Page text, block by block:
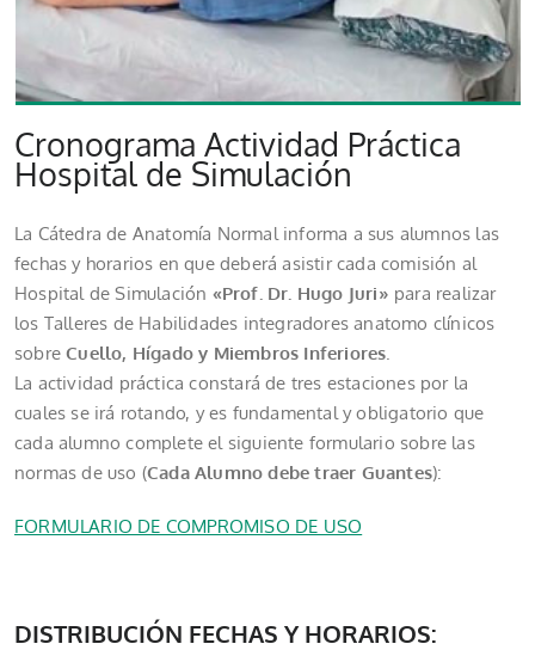
Cronograma Actividad Práctica
Hospital de Simulación
La Cátedra de Anatomía Normal informa a sus alumnos las
fechas y horarios en que deberá asistir cada comisión al
Hospital de Simulación «Prof. Dr. Hugo Juri» para realizar
los Talleres de Habilidades integradores anatomo clínicos
sobreCuello, Hígado y Miembros Inferiores
La actividad práctica constará de tres estaciones por la
cuales se irá rotando, y es fundamental y obligatorio que
cada alumno complete el siguiente formulario sobre las
normas de uso (Cada Alumno debe traer Guantes):
FORMULARIO DE COMPROMISO DE USO
DISTRIBUCIÓN FECHAS Y HORARIOS: